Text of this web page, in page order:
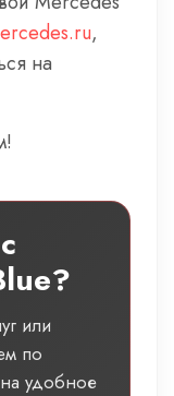
,
на
или
по
удобное